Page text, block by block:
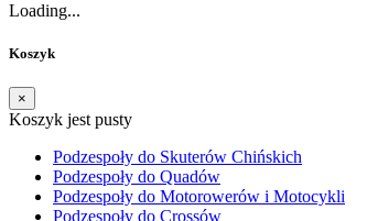
Loading...
Koszyk
×
Koszyk jest pusty
Podzespoły do Skuterów Chińskich
Podzespoły do Quadów
Podzespoły do Motorowerów i Motocykli
Podzespoły do Crossów